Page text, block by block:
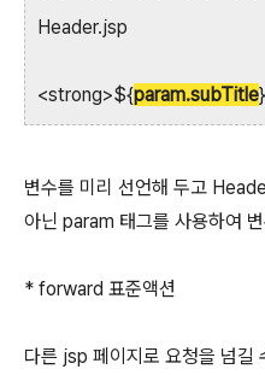
Header.jsp
<strong>${param.subTitle
변수를 미리 선언해 두고
아닌 param 태그를 사용하여
* forward 표준액션
다른 jsp 페이지로 요청을 넘길